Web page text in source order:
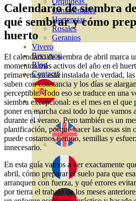
Ornamentales
Hortensias
Rosales
Geranios
Vivero
Recursos
Blog
Contacto
Calendario de siembra
qué sembrar y cómo
huerto
El calendario de siembra de abril marca
momentos más activos del año en el
primavera ya está instalada de verdad,
suben con constancia y los días se
perceptible. Todo eso se traduce en una
siembra excepcional: es el mes en el que
poner en marcha casi todo lo que vamos
durante el verano. Pero también es un
planificación, porque hacer las cosas sin
puede costarnos tiempo, semillas y
innecesario.
En esta guía vamos a ver exactamente
abril, cómo preparar el suelo para que
arranquen con fuerza, y qué errores
por tierra el trabajo de los meses